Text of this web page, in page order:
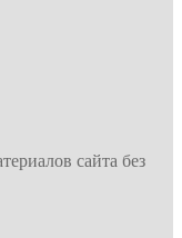
сайта без